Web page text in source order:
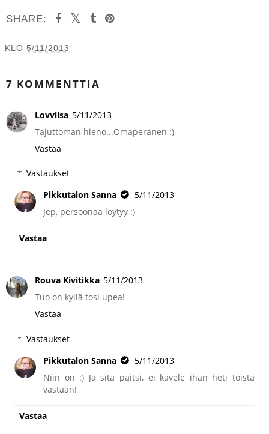
SHARE:
KLO 5/11/2013
7 KOMMENTTIA
Lovviisa 5/11/2013
Tajuttoman hieno...Omaperänen :)
Vastaa
Vastaukset
Pikkutalon Sanna
5/11/2013
Jep, persoonaa löytyy :)
Vastaa
Rouva Kivitikka 5/11/2013
Tuo on kyllä tosi upea!
Vastaa
Vastaukset
Pikkutalon Sanna
5/11/2013
Niin on :) Ja sitä paitsi, ei kävele ihan heti toista
vastaan!
Vastaa